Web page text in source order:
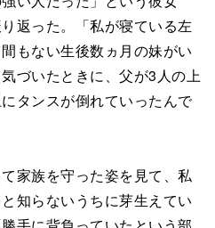
返った。「私が寝ている左
もない生後数ヵ月の妹がい
づいたときに、父が3人の上
タンスが倒れていったんで
家族を守った姿を見て、私
知らないうちに芽生えてい